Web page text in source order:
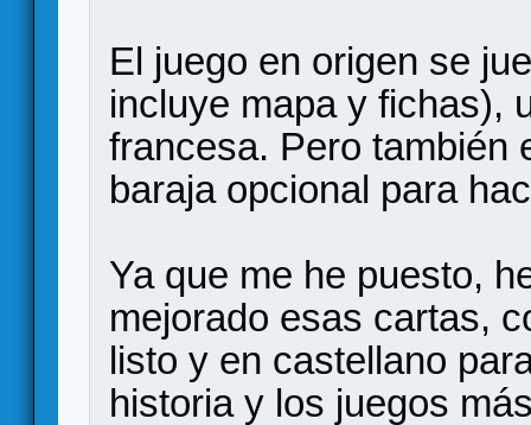
El juego en origen se
incluye mapa y fichas),
francesa. Pero también
baraja opcional para
Ya que me he puesto,
mejorado esas cartas,
listo y en castellano
historia y los juegos